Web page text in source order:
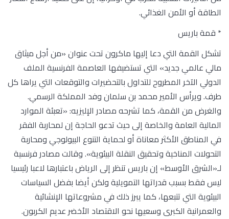
الطاقة أو الأمن الغذائي.
* قمة باريس
تشكل القمة التي دعا إليها ماكرون تحت عنوان «من أجل ميثاق
مالي عالمي جديد» التي تستضيفها العاصمة الفرنسية الملف
الدولي الآخر المطروح للتداول بالتحضيرات والتوقعات التي يراها كل
طرف. ويرأس الأمير محمد بن سلمان وفد المملكة الرسمي.
والغرض من القمة، كما تشرحه مصادر الإليزيه: «تعبئة الموارد
المالية العامة والخاصة إلى حيث تدعو الحاجة إن لمحاربة الفقر
في المناطق الأكثر معاناة أو لحماية التنوع البيولوجي ومحاربة
التحولات المناخية وتحقيق النقلة البيئوية». وقالت مصادر فرنسية
لـ«الشرق الأوسط» إن باريس تنظر إلى الرياض باعتبارها لاعبا رئيسيا
ليس فقط بسبب قدراتها التمويلية ولكن أيضا بفضل السياسات
البيئوية التي تتبعها، كما يبرز ذلك في مشروعاتها الإنشائية
والعمرانية الكبرى وسعيها نحو الاقتصاد الأخضر عديم الكربون.